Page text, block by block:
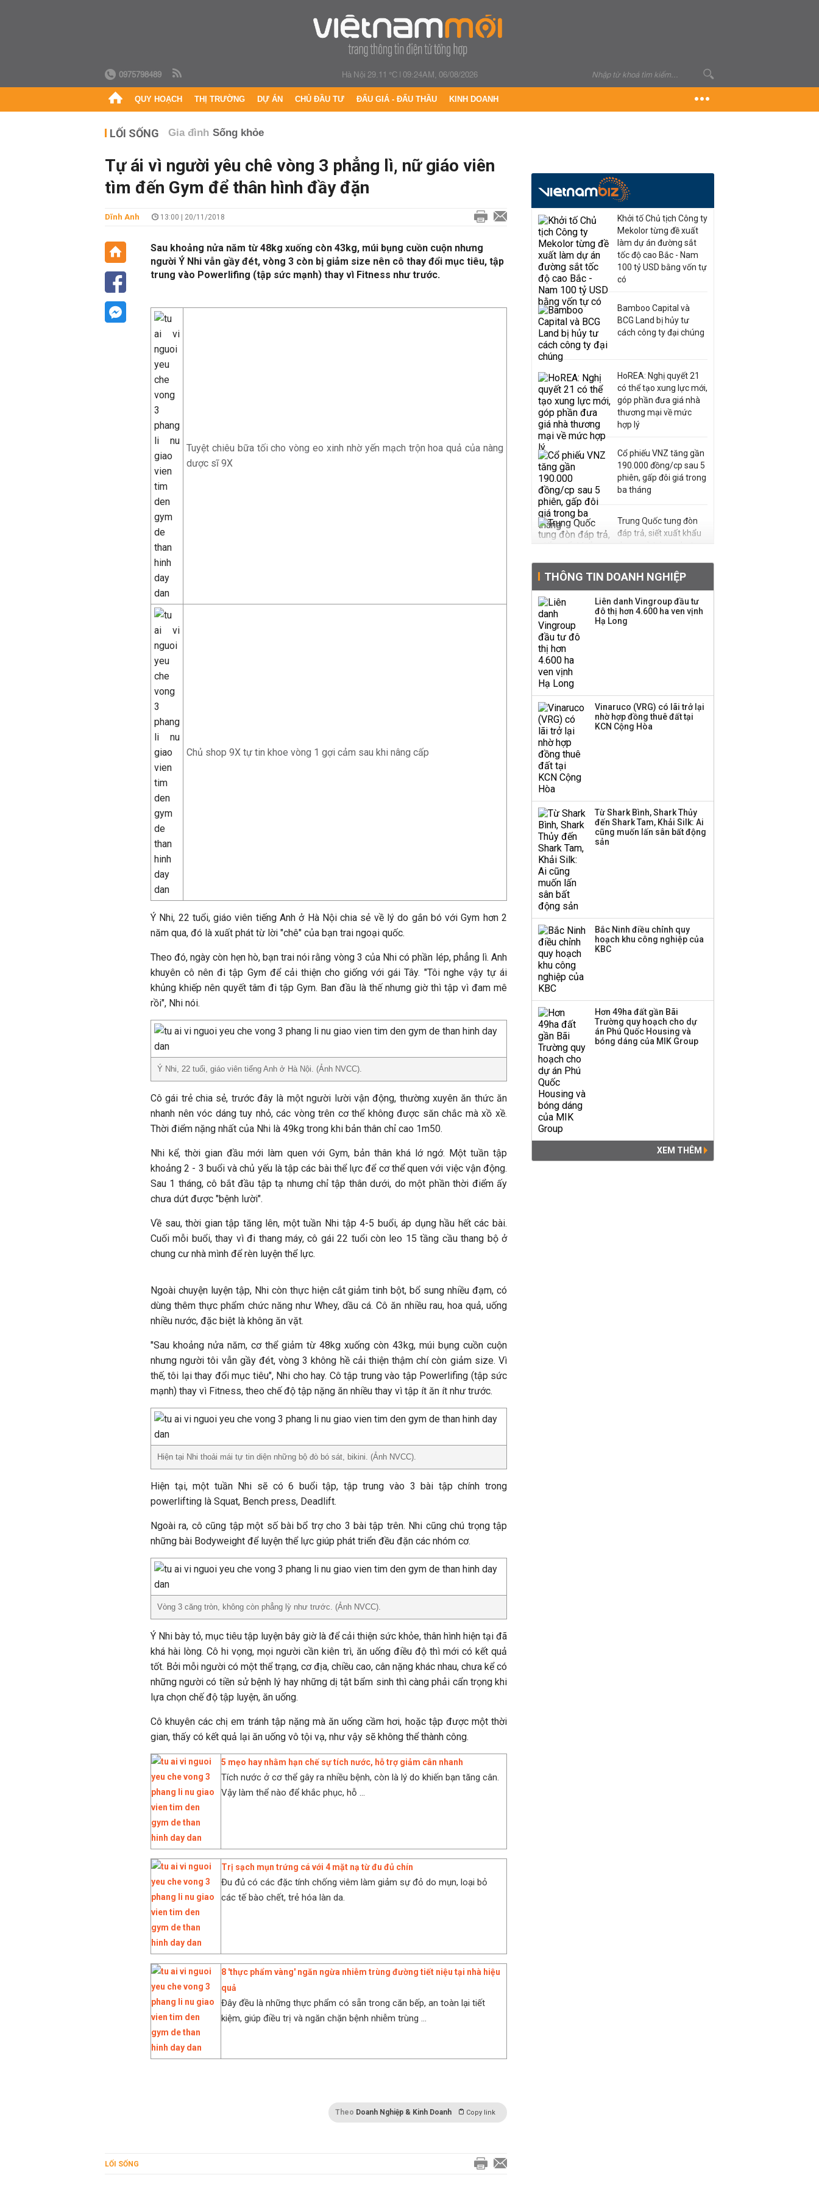
0975798489 Hà Nội 29.11 °C|09:24AM, 06/08/2026
QUY HOẠCH THỊ TRƯỜNG DỰ ÁN CHỦ ĐẦU TƯ ĐẤU GIÁ - ĐẤU THẦU KINH DOANH
LỐI SỐNG Gia đình Sống khỏe
Tự ái vì người yêu chê vòng 3 phẳng lì, nữ giáo viên
tìm đến Gym để thân hình đầy đặn
Dĩnh Anh 13:00 | 20/11/2018
Sau khoảng nửa năm từ 48kg xuống còn 43kg, múi bụng cuồn cuộn nhưng
người Ý Nhi vẫn gầy đét, vòng 3 còn bị giảm size nên cô thay đổi mục tiêu, tập
trung vào Powerlifing (tập sức mạnh) thay vì Fitness như trước.
Tuyệt chiêu bữa tối cho vòng eo xinh nhờ yến mạch trộn hoa quả của nàng
dược sĩ 9X
Chủ shop 9X tự tin khoe vòng 1 gợi cảm sau khi nâng cấp
Ý Nhi, 22 tuổi, giáo viên tiếng Anh ở Hà Nội chia sẻ về lý do gắn bó với Gym hơn 2
năm qua, đó là xuất phát từ lời "chê" của bạn trai ngoại quốc.
Theo đó, ngày còn hẹn hò, bạn trai nói rằng vòng 3 của Nhi có phần lép, phẳng lì. Anh
khuyên cô nên đi tập Gym để cải thiện cho giống với gái Tây. "Tôi nghe vậy tự ái
khủng khiếp nên quyết tâm đi tập Gym. Ban đầu là thế nhưng giờ thì tập vì đam mê
rồi", Nhi nói.
Ý Nhi, 22 tuổi, giáo viên tiếng Anh ở Hà Nội. (Ảnh NVCC).
Cô gái trẻ chia sẻ, trước đây là một người lười vận động, thường xuyên ăn thức ăn
nhanh nên vóc dáng tuy nhỏ, các vòng trên cơ thể không được săn chắc mà xồ xề.
Thời điểm nặng nhất của Nhi là 49kg trong khi bản thân chỉ cao 1m50.
Nhi kể, thời gian đầu mới làm quen với Gym, bản thân khá lớ ngớ. Một tuần tập
khoảng 2 - 3 buổi và chủ yếu là tập các bài thể lực để cơ thể quen với việc vận động.
Sau 1 tháng, cô bắt đầu tập tạ nhưng chỉ tập thân dưới, do một phần thời điểm ấy
chưa dứt được "bệnh lười".
Về sau, thời gian tập tăng lên, một tuần Nhi tập 4-5 buổi, áp dụng hầu hết các bài.
Cuối mỗi buổi, thay vì đi thang máy, cô gái 22 tuổi còn leo 15 tầng cầu thang bộ ở
chung cư nhà mình để rèn luyện thể lực.
Ngoài chuyện luyện tập, Nhi còn thực hiện cắt giảm tinh bột, bổ sung nhiều đạm, có
dùng thêm thực phẩm chức năng như Whey, dầu cá. Cô ăn nhiều rau, hoa quả, uống
nhiều nước, đặc biệt là không ăn vặt.
"Sau khoảng nửa năm, cơ thể giảm từ 48kg xuống còn 43kg, múi bụng cuồn cuộn
nhưng người tôi vẫn gầy đét, vòng 3 không hề cải thiện thậm chí còn giảm size. Vì
thế, tôi lại thay đổi mục tiêu", Nhi cho hay. Cô tập trung vào tập Powerlifing (tập sức
mạnh) thay vì Fitness, theo chế độ tập nặng ăn nhiều thay vì tập ít ăn ít như trước.
Hiện tại Nhi thoải mái tự tin diện những bộ đò bó sát, bikini. (Ảnh NVCC).
Hiện tại, một tuần Nhi sẽ có 6 buổi tập, tập trung vào 3 bài tập chính trong
powerlifting là Squat, Bench press, Deadlift.
Ngoài ra, cô cũng tập một số bài bổ trợ cho 3 bài tập trên. Nhi cũng chú trọng tập
những bài Bodyweight để luyện thể lực giúp phát triển đều đặn các nhóm cơ.
Vòng 3 căng tròn, không còn phẳng lỳ như trước. (Ảnh NVCC).
Ý Nhi bày tỏ, mục tiêu tập luyện bây giờ là để cải thiện sức khỏe, thân hình hiện tại đã
khá hài lòng. Cô hi vọng, mọi người cần kiên trì, ăn uống điều độ thì mới có kết quả
tốt. Bởi mỗi người có một thể trạng, cơ địa, chiều cao, cân nặng khác nhau, chưa kể có
những người có tiền sử bệnh lý hay những dị tật bẩm sinh thì càng phải cẩn trọng khi
lựa chọn chế độ tập luyện, ăn uống.
Cô khuyên các chị em tránh tập nặng mà ăn uống cầm hơi, hoặc tập được một thời
gian, thấy có kết quả lại ăn uống vô tội vạ, như vậy sẽ không thể thành công.
5 mẹo hay nhằm hạn chế sự tích nước, hỗ trợ giảm cân nhanh
Tích nước ở cơ thể gây ra nhiều bệnh, còn là lý do khiến bạn tăng cân.
Vậy làm thể nào để khắc phục, hỗ ...
Trị sạch mụn trứng cá với 4 mặt nạ từ đu đủ chín
Đu đủ có các đặc tính chống viêm làm giảm sự đỏ do mụn, loại bỏ
các tế bào chết, trẻ hóa làn da.
8 'thực phẩm vàng' ngăn ngừa nhiễm trùng đường tiết niệu tại nhà hiệu
quả
Đây đều là những thực phẩm có sẵn trong căn bếp, an toàn lại tiết
kiệm, giúp điều trị và ngăn chặn bệnh nhiễm trùng ...
Theo Doanh Nghiệp & Kinh Doanh Copy link
LỐI SỐNG
Khởi tố Chủ tịch Công ty
Mekolor từng đề xuất
làm dự án đường sắt
tốc độ cao Bắc - Nam
100 tỷ USD bằng vốn tự
có
Bamboo Capital và
BCG Land bị hủy tư
cách công ty đại chúng
HoREA: Nghị quyết 21
có thể tạo xung lực mới,
góp phần đưa giá nhà
thương mại về mức
hợp lý
Cổ phiếu VNZ tăng gần
190.000 đồng/cp sau 5
phiên, gấp đôi giá trong
ba tháng
Trung Quốc tung đòn
đáp trả, siết xuất khẩu
drone và trừng phạt
Hoá chất Đức Giang
công bố hai ứng viên
HĐQT, cổ phiếu DGC
tăng trần
trang, phụ kiện cao cấp
Hãng kim cương tài trợ
Lãi thuần từ dịch vụ
nhiều ngân hàng tăng
ba chữ số trong nửa
đầu năm:
THÔNG TIN DOANH NGHIỆP
Liên danh Vingroup đầu tư
đô thị hơn 4.600 ha ven vịnh
Hạ Long
Vinaruco (VRG) có lãi trở lại
nhờ hợp đồng thuê đất tại
KCN Cộng Hòa
Từ Shark Bình, Shark Thủy
đến Shark Tam, Khải Silk: Ai
cũng muốn lấn sân bất động
sản
Bắc Ninh điều chỉnh quy
hoạch khu công nghiệp của
KBC
Hơn 49ha đất gần Bãi
Trường quy hoạch cho dự
án Phú Quốc Housing và
bóng dáng của MIK Group
XEM THÊM